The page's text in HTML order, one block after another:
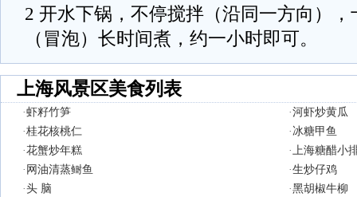
2 开水下锅，不停搅拌（沿同一方向）
（冒泡）长时间煮，约一小时即可。
上海风景区美食列表
·虾籽竹笋 ·河虾炒黄瓜
·桂花核桃仁 ·冰糖甲鱼
·花蟹炒年糕 ·上海糖醋小
· 网油清蒸鲥鱼 ·生炒仔鸡
·头 脑 ·黑胡椒牛柳